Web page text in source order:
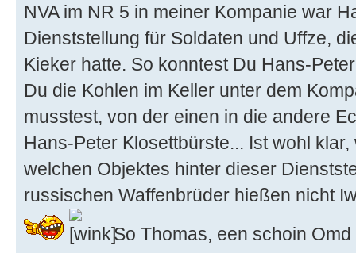
NVA im NR 5 in meiner Kompanie war
Dienststellung für Soldaten und Uffze,
Kieker hatte. So konntest Du Hans-
Du die Kohlen im Keller unter dem
musstest, von der einen in die andere
Hans-Peter Klosettbürste... Ist wohl
welchen Objektes hinter dieser
russischen Waffenbrüder hießen nicht
So Thomas, een schoin